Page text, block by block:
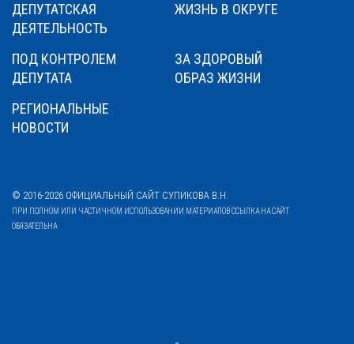
ДЕПУТАТСКАЯ
ДЕЯТЕЛЬНОСТЬ
ЖИЗНЬ В ОКРУГЕ
ПОД КОНТРОЛЕМ
ДЕПУТАТА
ЗА ЗДОРОВЫЙ
ОБРАЗ ЖИЗНИ
РЕГИОНАЛЬНЫЕ
НОВОСТИ
© 2016-2026 ОФИЦИАЛЬНЫЙ САЙТ СУПИКОВА В.Н.
ПРИ ПОЛНОМ ИЛИ ЧАСТИЧНОМ ИСПОЛЬЗОВАНИИ МАТЕРИАЛОВ ССЫЛКА НА САЙТ
ОБЯЗАТЕЛЬНА